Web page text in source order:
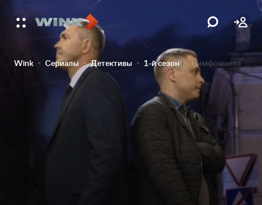
Wink Сериалы Детективы 1-й сезон Нимфоманка